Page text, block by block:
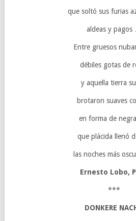
que soltó sus furias
aldeas y pagos
Entre gruesos
débiles gotas de
y aquella tierra
brotaron suaves
en forma de
que plácida llenó
las noches más
Ernesto Lobo,
***
DONKERE